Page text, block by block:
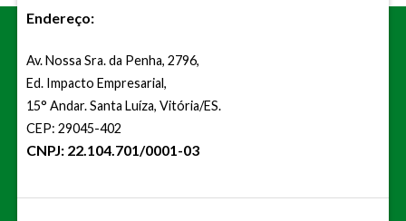
Endereço:
Av. Nossa Sra. da Penha, 2796,
Ed. Impacto Empresarial,
15° Andar. Santa Luíza, Vitória/ES.
CEP: 29045-402
CNPJ: 22.104.701/0001-03